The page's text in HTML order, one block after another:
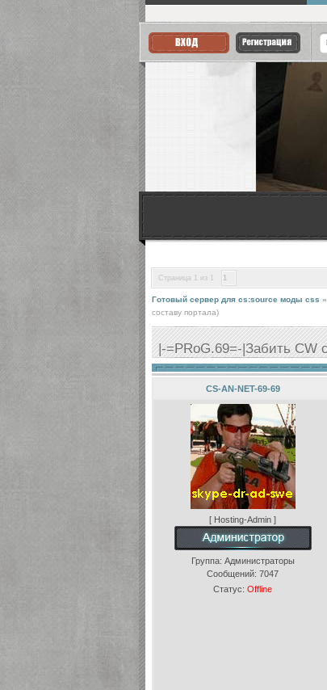
Страница 1 из 1 1
Готовый сервер для cs:source моды css »
составу портала)
|-=PRoG.69=-|Забить CW
CS-AN-NET-69-69
[ Hosting-Admin ]
Группа: Администраторы
Сообщений: 7047
Статус: Offline